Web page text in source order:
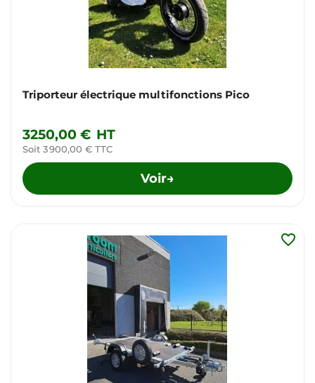
Triporteur électrique multifonctions Pico
3250,00 € HT
Soit 3 900,00 € TTC
Voir→
favorite_border